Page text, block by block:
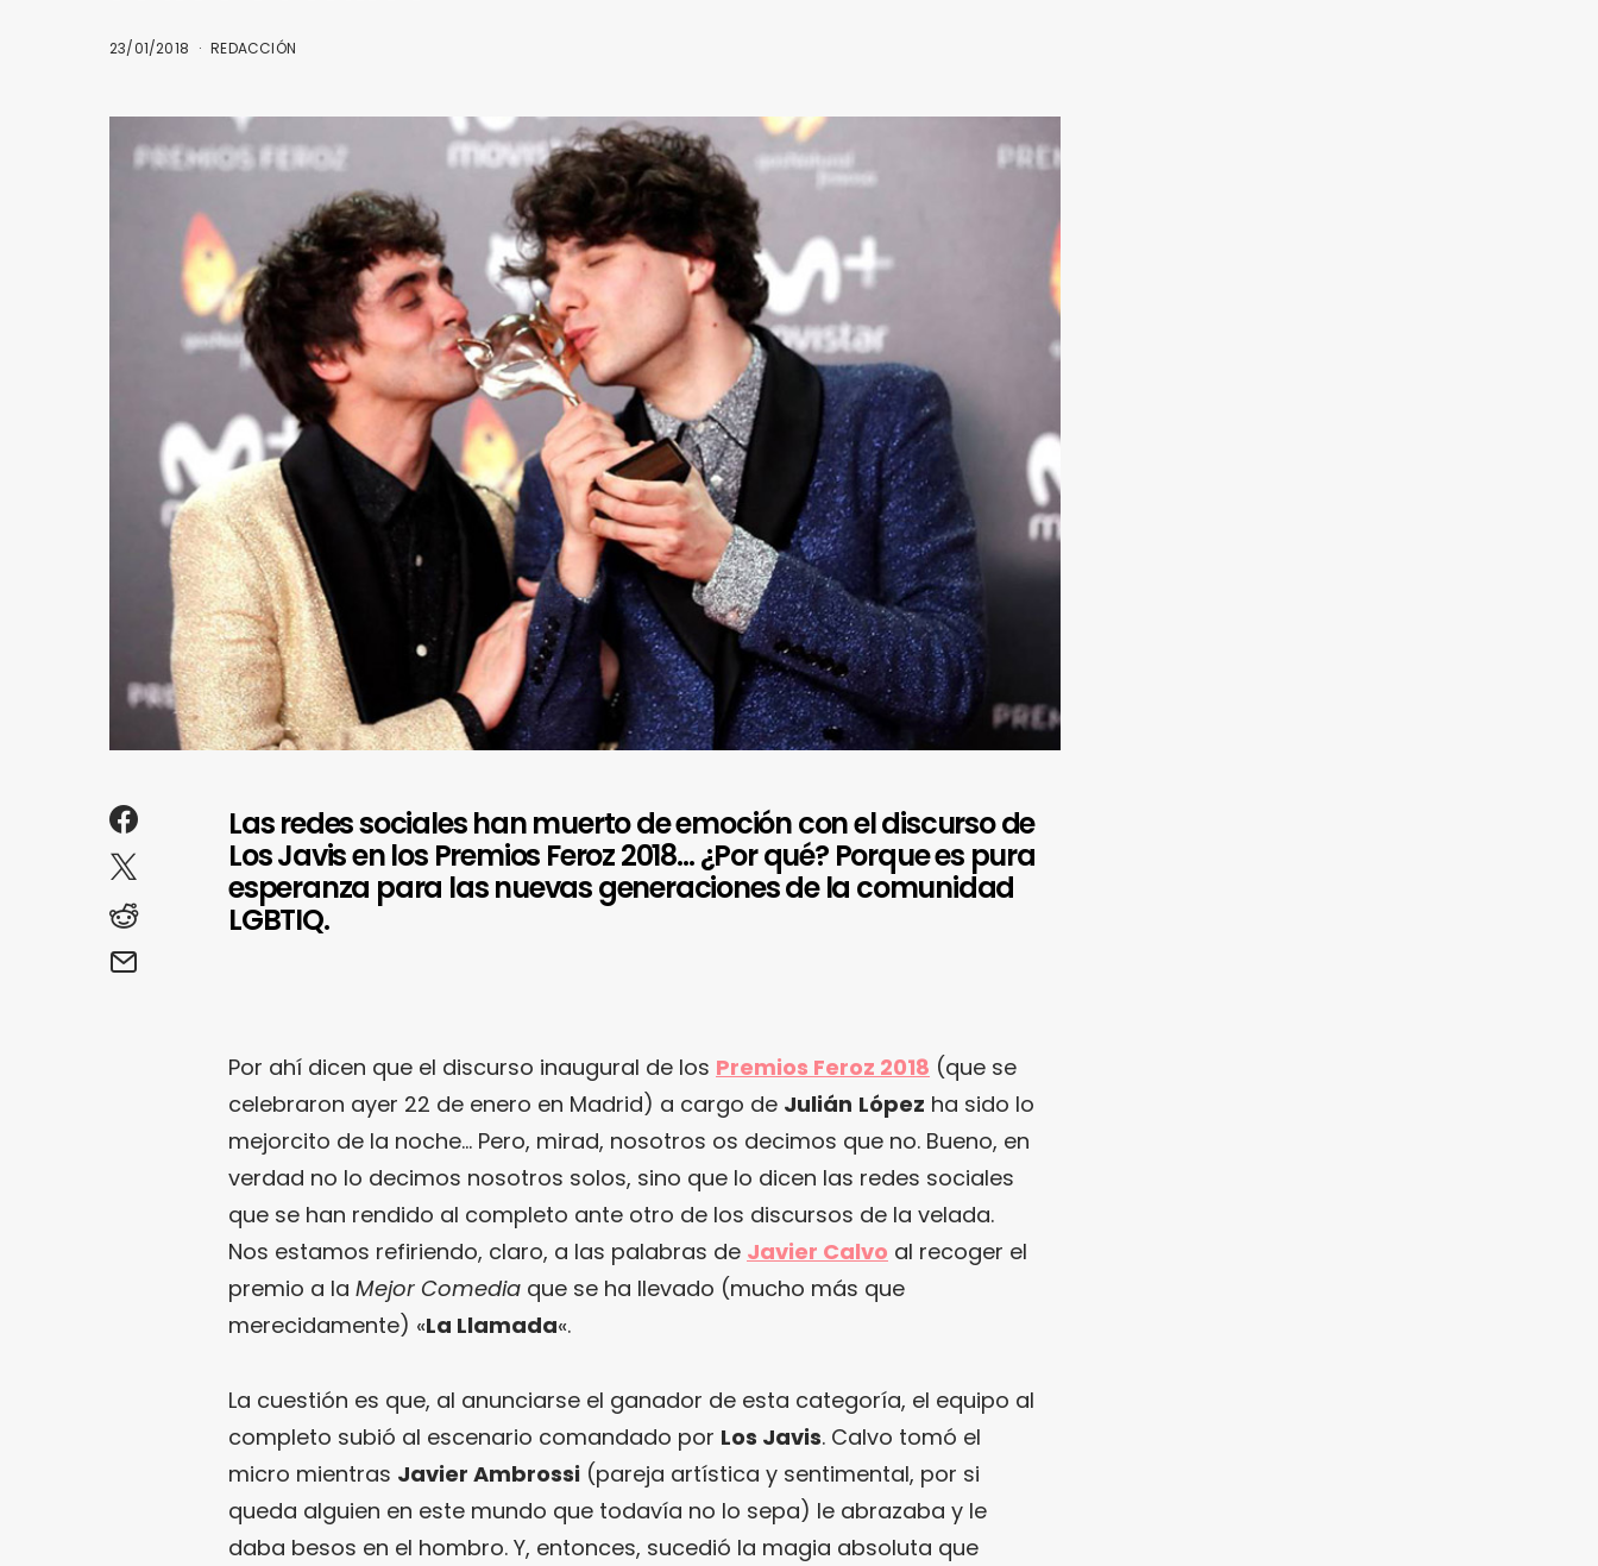
23/01/2018 REDACCIÓN
Las redes sociales han muerto de emoción con el discurso de
Los Javis en los Premios Feroz 2018… ¿Por qué? Porque es pura
esperanza para las nuevas generaciones de la comunidad
LGBTIQ.
Por ahí dicen que el discurso inaugural de los Premios Feroz 2018 (que se
celebraron ayer 22 de enero en Madrid) a cargo de Julián López ha sido lo
mejorcito de la noche… Pero, mirad, nosotros os decimos que no. Bueno, en
verdad no lo decimos nosotros solos, sino que lo dicen las redes sociales
que se han rendido al completo ante otro de los discursos de la velada.
Nos estamos refiriendo, claro, a las palabras de Javier Calvo al recoger el
premio a la Mejor Comedia que se ha llevado (mucho más que
merecidamente) «La Llamada«.
La cuestión es que, al anunciarse el ganador de esta categoría, el equipo al
completo subió al escenario comandado por Los Javis. Calvo tomó el
micro mientras Javier Ambrossi (pareja artística y sentimental, por si
queda alguien en este mundo que todavía no lo sepa) le abrazaba y le
daba besos en el hombro. Y, entonces, sucedió la magia absoluta que